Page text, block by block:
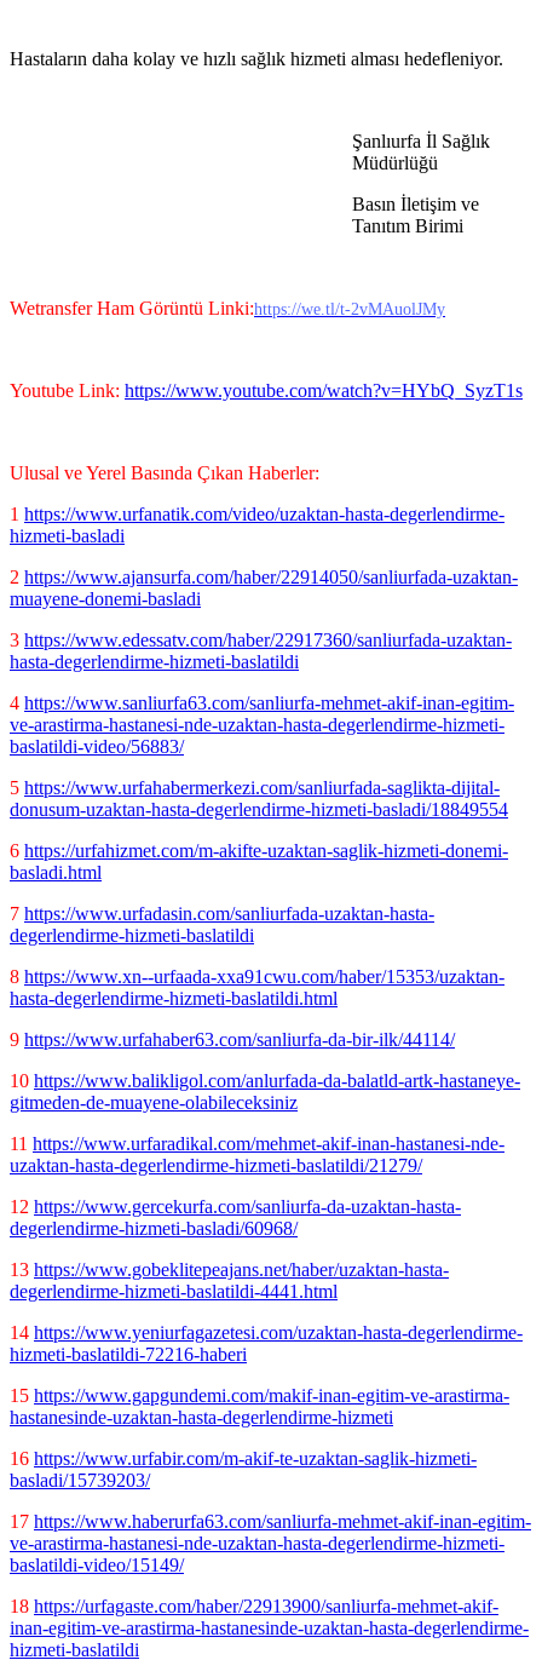
Hastaların daha kolay ve hızlı sağlık hizmeti alması hedefleniyor.
Şanlıurfa İl Sağlık
Müdürlüğü
Basın İletişim ve
Tanıtım Birimi
Wetransfer Ham Görüntü Linki:https://we.tl/t-2vMAuolJMy
Youtube Link: https://www.youtube.com/watch?v=HYbQ_SyzT1s
Ulusal ve Yerel Basında Çıkan Haberler:
1 https://www.urfanatik.com/video/uzaktan-hasta-degerlendirme-
hizmeti-basladi
2 https://www.ajansurfa.com/haber/22914050/sanliurfada-uzaktan-
muayene-donemi-basladi
3 https://www.edessatv.com/haber/22917360/sanliurfada-uzaktan-
hasta-degerlendirme-hizmeti-baslatildi
4 https://www.sanliurfa63.com/sanliurfa-mehmet-akif-inan-egitim-
ve-arastirma-hastanesi-nde-uzaktan-hasta-degerlendirme-hizmeti-
baslatildi-video/56883/
5 https://www.urfahabermerkezi.com/sanliurfada-saglikta-dijital-
donusum-uzaktan-hasta-degerlendirme-hizmeti-basladi/18849554
6 https://urfahizmet.com/m-akifte-uzaktan-saglik-hizmeti-donemi-
basladi.html
7 https://www.urfadasin.com/sanliurfada-uzaktan-hasta-
degerlendirme-hizmeti-baslatildi
8 https://www.xn--urfaada-xxa91cwu.com/haber/15353/uzaktan-
hasta-degerlendirme-hizmeti-baslatildi.html
9 https://www.urfahaber63.com/sanliurfa-da-bir-ilk/44114/
10 https://www.balikligol.com/anlurfada-da-balatld-artk-hastaneye-
gitmeden-de-muayene-olabileceksiniz
11 https://www.urfaradikal.com/mehmet-akif-inan-hastanesi-nde-
uzaktan-hasta-degerlendirme-hizmeti-baslatildi/21279/
12 https://www.gercekurfa.com/sanliurfa-da-uzaktan-hasta-
degerlendirme-hizmeti-basladi/60968/
13 https://www.gobeklitepeajans.net/haber/uzaktan-hasta-
degerlendirme-hizmeti-baslatildi-4441.html
14 https://www.yeniurfagazetesi.com/uzaktan-hasta-degerlendirme-
hizmeti-baslatildi-72216-haberi
15 https://www.gapgundemi.com/makif-inan-egitim-ve-arastirma-
hastanesinde-uzaktan-hasta-degerlendirme-hizmeti
16 https://www.urfabir.com/m-akif-te-uzaktan-saglik-hizmeti-
basladi/15739203/
17 https://www.haberurfa63.com/sanliurfa-mehmet-akif-inan-egitim-
ve-arastirma-hastanesi-nde-uzaktan-hasta-degerlendirme-hizmeti-
baslatildi-video/15149/
18 https://urfagaste.com/haber/22913900/sanliurfa-mehmet-akif-
inan-egitim-ve-arastirma-hastanesinde-uzaktan-hasta-degerlendirme-
hizmeti-baslatildi